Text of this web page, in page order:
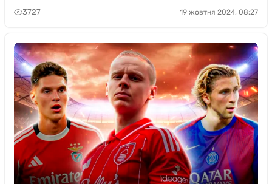
3727 19 жовтня 2024, 08:27